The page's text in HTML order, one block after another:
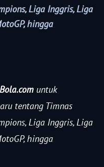
Liga Inggris, Liga
hingga
untuk
tentang Timnas
Liga Inggris, Liga
hingga